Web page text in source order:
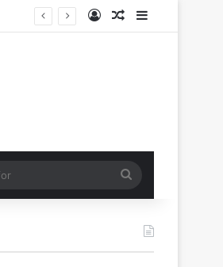
Log InRandom Article
Sidebar
for